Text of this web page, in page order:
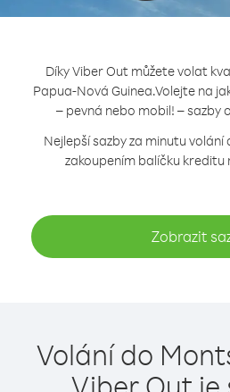
Díky Viber Out můžete volat
Papua-Nová Guinea.Volejte na
– pevná nebo mobil! – sazby
Nejlepší sazby za minutu
zakoupením balíčku
Zobrazit
Volání do